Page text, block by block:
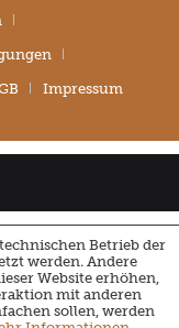
Impressum
Betrieb der
werden. Andere
Website erhöhen,
mit anderen
sollen, werden